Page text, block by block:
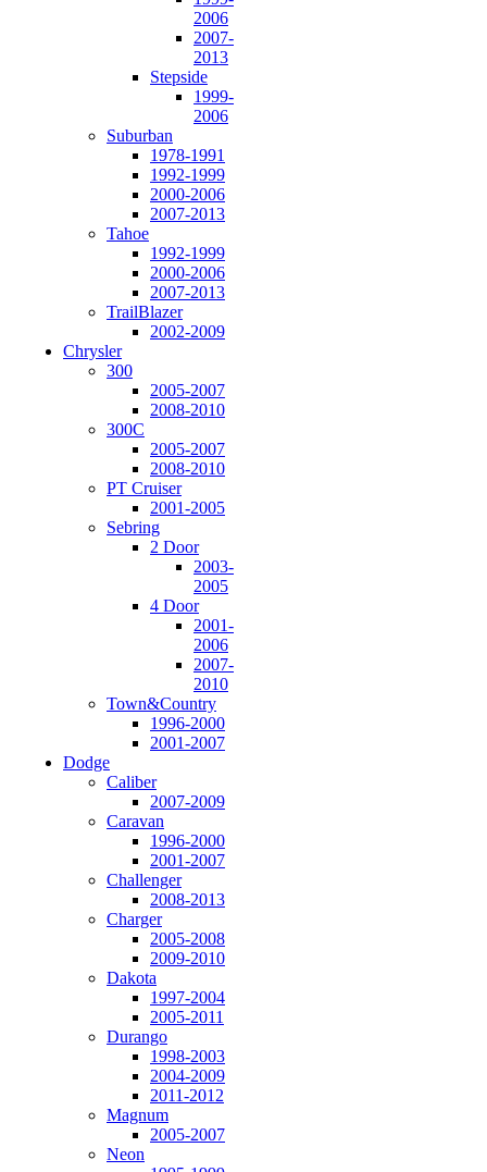
2006
2007-
2013
Stepside
1999-
2006
Suburban
1978-1991
1992-1999
2000-2006
2007-2013
Tahoe
1992-1999
2000-2006
2007-2013
TrailBlazer
2002-2009
Chrysler
300
2005-2007
2008-2010
300C
2005-2007
2008-2010
PT Cruiser
2001-2005
Sebring
2 Door
2003-
2005
4 Door
2001-
2006
2007-
2010
Town&Country
1996-2000
2001-2007
Dodge
Caliber
2007-2009
Caravan
1996-2000
2001-2007
Challenger
2008-2013
Charger
2005-2008
2009-2010
Dakota
1997-2004
2005-2011
Durango
1998-2003
2004-2009
2011-2012
Magnum
2005-2007
Neon